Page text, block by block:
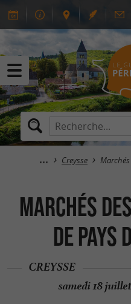
Creysse Marchés
Marchés
de Pays
CREYSSE
samedi 18